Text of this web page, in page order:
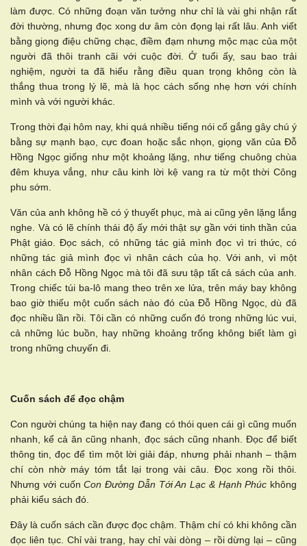
làm được. Có những đoạn văn tưởng như chỉ là vài ghi nhận rất
đời thường, nhưng đọc xong dư âm còn đọng lại rất lâu. Anh viết
bằng giọng điệu chững chạc, điềm đạm nhưng mộc mạc của một
người đã thôi tranh cãi với cuộc đời. Ở tuổi ấy, sau bao trải
nghiệm, người ta đã hiểu rằng điều quan trọng không còn là
thắng thua trong lý lẽ, mà là học cách sống nhẹ hơn với chính
mình và với người khác.
Trong thời đại hôm nay, khi quá nhiều tiếng nói cố gắng gây chú ý
bằng sự mạnh bạo, cực đoan hoặc sắc nhọn, giọng văn của Đỗ
Hồng Ngọc giống như một khoảng lặng, như tiếng chuông chùa
đêm khuya vắng, như câu kinh lời kệ vang ra từ một thời Công
phu sớm.
Văn của anh không hề có ý thuyết phục, mà ai cũng yên lặng lắng
nghe. Và có lẽ chính thái độ ấy mới thật sự gần với tinh thần của
Phật giáo. Đọc sách, có những tác giả mình đọc vì tri thức, có
những tác giả mình đọc vì nhân cách của họ. Với anh, vì một
nhân cách Đỗ Hồng Ngọc mà tôi đã sưu tập tất cả sách của anh.
Trong chiếc túi ba-lô mang theo trên xe lửa, trên máy bay không
bao giờ thiếu một cuốn sách nào đó của Đỗ Hồng Ngọc, dù đã
đọc nhiều lần rồi. Tôi cần có những cuốn đó trong những lúc vui,
cả những lúc buồn, hay những khoảng trống không biết làm gì
trong những chuyến đi.
Cuốn sách để đọc chậm
Con người chúng ta hiện nay đang có thói quen cái gì cũng muốn
nhanh, kể cả ăn cũng nhanh, đọc sách cũng nhanh. Đọc để biết
thông tin, đọc để tìm một lời giải đáp, nhưng phải nhanh – thậm
chí còn nhờ máy tóm tắt lại trong vài câu. Đọc xong rồi thôi.
Nhưng với cuốnCon Đường Dẫn Tới An Lạc & Hạnh Phúc không
phải kiểu sách đó.
Đây là cuốn sách cần được đọc chậm. Thậm chí có khi không cần
đọc liên tục. Chỉ vài trang, hay chỉ vài dòng – rồi dừng lại – cũng